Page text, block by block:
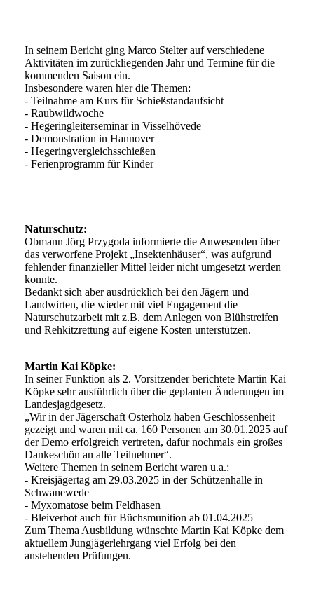
In seinem Bericht ging Marco Stelter auf verschiedene
Aktivitäten im zurückliegenden Jahr und Termine für die
kommenden Saison ein.
Insbesondere waren hier die Themen:
- Teilnahme am Kurs für Schießstandaufsicht
- Raubwildwoche
- Hegeringleiterseminar in Visselhövede
- Demonstration in Hannover
- Hegeringvergleichsschießen
- Ferienprogramm für Kinder
Naturschutz:
Obmann Jörg Przygoda informierte die Anwesenden über
das verworfene Projekt „Insektenhäuser“, was aufgrund
fehlender finanzieller Mittel leider nicht umgesetzt werden
konnte.
Bedankt sich aber ausdrücklich bei den Jägern und
Landwirten, die wieder mit viel Engagement die
Naturschutzarbeit mit z.B. dem Anlegen von Blühstreifen
und Rehkitzrettung auf eigene Kosten unterstützen.
Martin Kai Köpke:
In seiner Funktion als 2. Vorsitzender berichtete Martin Kai
Köpke sehr ausführlich über die geplanten Änderungen im
Landesjagdgesetz.
„Wir in der Jägerschaft Osterholz haben Geschlossenheit
gezeigt und waren mit ca. 160 Personen am 30.01.2025 auf
der Demo erfolgreich vertreten, dafür nochmals ein großes
Dankeschön an alle Teilnehmer“.
Weitere Themen in seinem Bericht waren u.a.:
- Kreisjägertag am 29.03.2025 in der Schützenhalle in
Schwanewede
- Myxomatose beim Feldhasen
- Bleiverbot auch für Büchsmunition ab 01.04.2025
Zum Thema Ausbildung wünschte Martin Kai Köpke dem
aktuellem Jungjägerlehrgang viel Erfolg bei den
anstehenden Prüfungen.